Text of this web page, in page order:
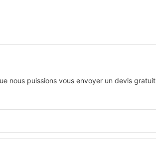
nous puissions vous envoyer un devis gratuit